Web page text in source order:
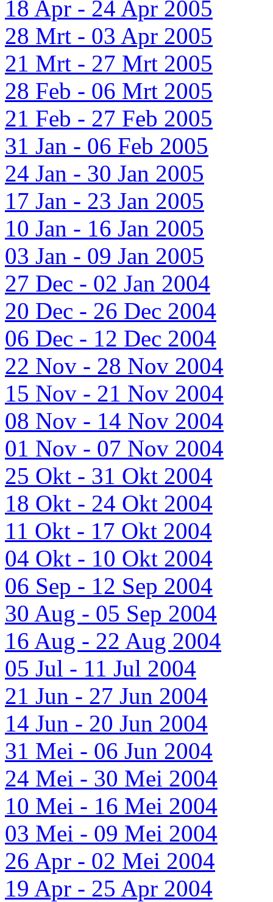
18 Apr - 24 Apr 2005
28 Mrt - 03 Apr 2005
21 Mrt - 27 Mrt 2005
28 Feb - 06 Mrt 2005
21 Feb - 27 Feb 2005
31 Jan - 06 Feb 2005
24 Jan - 30 Jan 2005
17 Jan - 23 Jan 2005
10 Jan - 16 Jan 2005
03 Jan - 09 Jan 2005
27 Dec - 02 Jan 2004
20 Dec - 26 Dec 2004
06 Dec - 12 Dec 2004
22 Nov - 28 Nov 2004
15 Nov - 21 Nov 2004
08 Nov - 14 Nov 2004
01 Nov - 07 Nov 2004
25 Okt - 31 Okt 2004
18 Okt - 24 Okt 2004
11 Okt - 17 Okt 2004
04 Okt - 10 Okt 2004
06 Sep - 12 Sep 2004
30 Aug - 05 Sep 2004
16 Aug - 22 Aug 2004
05 Jul - 11 Jul 2004
21 Jun - 27 Jun 2004
14 Jun - 20 Jun 2004
31 Mei - 06 Jun 2004
24 Mei - 30 Mei 2004
10 Mei - 16 Mei 2004
03 Mei - 09 Mei 2004
26 Apr - 02 Mei 2004
19 Apr - 25 Apr 2004